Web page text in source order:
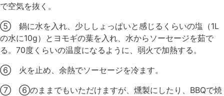
で空気を抜く。
⑤ 鍋に水を入れ、少ししょっぱいと感じるくらいの塩（1L
の水に10g）とヨモギの葉を入れ、水からソーセージを茹で
る。70度くらいの温度になるように、弱火で加熱する。
⑥ 火を止め、余熱でソーセージを冷ます。
⑦ ⑥のままでもいただけますが、燻製にしたり、BBQで焼